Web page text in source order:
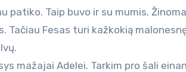
patiko. Taip buvo ir su mumis.
Tačiau Fesas turi kažkokią
mažajai Adelei. Tarkim pro šali